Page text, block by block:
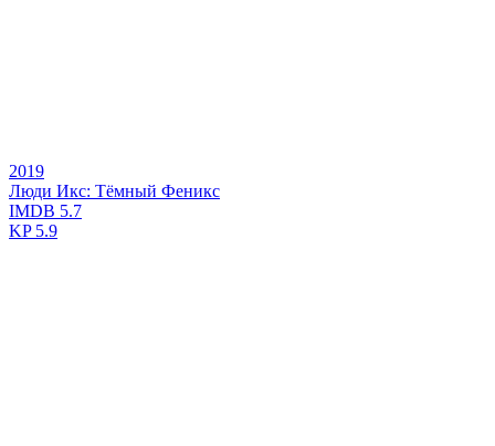
2019
Люди Икс: Тёмный Феникс
IMDB 5.7
KP5.9